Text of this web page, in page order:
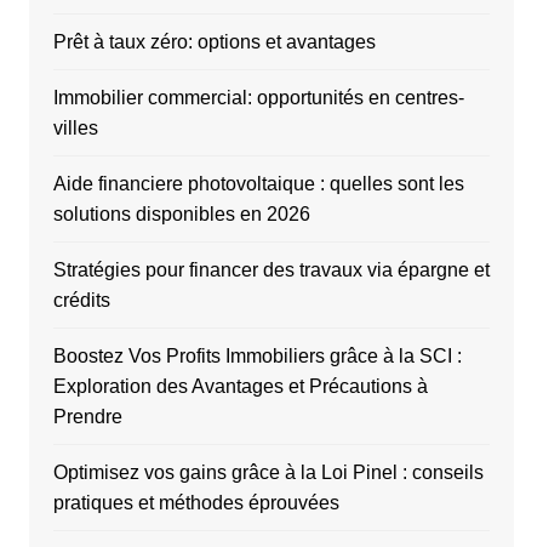
Prêt à taux zéro: options et avantages
Immobilier commercial: opportunités en centres-
villes
Aide financiere photovoltaique : quelles sont les
solutions disponibles en 2026
Stratégies pour financer des travaux via épargne et
crédits
Boostez Vos Profits Immobiliers grâce à la SCI :
Exploration des Avantages et Précautions à
Prendre
Optimisez vos gains grâce à la Loi Pinel : conseils
pratiques et méthodes éprouvées